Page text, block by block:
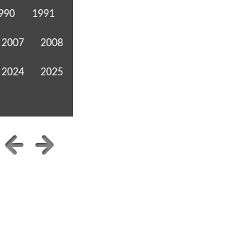
1991
2007 2008
2024 2025